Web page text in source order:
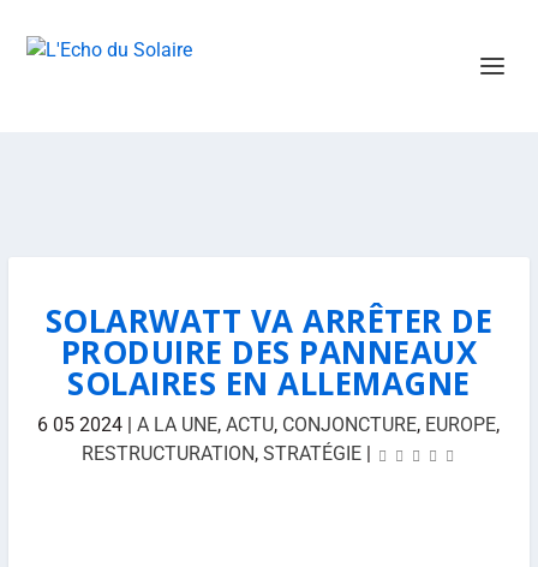
SOLARWATT VA ARRÊTER DE
PRODUIRE DES PANNEAUX
SOLAIRES EN ALLEMAGNE
6 05 2024 |A LA UNE,ACTU, CONJONCTURE, EUROPE,
RESTRUCTURATION,STRATÉGIE |